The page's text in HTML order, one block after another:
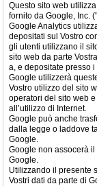
Questo sito web
fornito da Google, Inc.
Google Analytics
depositati sul Vostro
gli utenti utilizzano il
sito web da parte
a, e depositate presso
Google utilizzerà
Vostro utilizzo del sito
operatori del sito web
all’utilizzo di Internet.
Google può anche
dalla legge o laddove
Google.
Google non assocerà
Google.
Utilizzando il presente
Vostri dati da parte di